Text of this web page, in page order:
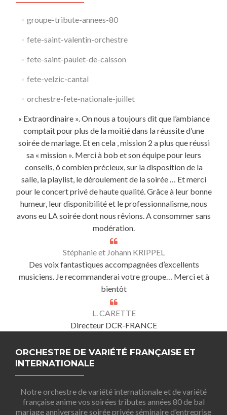
groupe-tribute-annees-80​
fete-saint-valentin-orchestre
fete-saint-paulet-de-caisson
fete-velzic-cantal
orchestre-fete-nationale-juillet
« Extraordinaire ». On nous a toujours dit que l’ambiance
comptait pour plus de la moitié dans la réussite d’une
soirée de mariage. Et en cela , mission 2 a plus que réussi
sa « mission ». Merci à bob et son équipe pour leurs
conseils, ô combien précieux, sur la disposition de la
salle, la playlist, le déroulement de la soirée … Et merci
pour le concert privé de haute qualité. Grâce à leur bonne
humeur, leur disponibilité et le professionnalisme, nous
avons eu LA soirée dont nous rêvions. A consommer sans
modération.
Stéphanie et Johann KRIPPEL
Des voix fantastiques accompagnées d’excellents
musiciens. Je recommanderai votre groupe… Merci et à
bientôt
L. CARETTE
Directeur DCR-FRANCE
ORCHESTRE DE VARIÉTÉ FRANÇAISE ET
INTERNATIONALE
Notre orchestre de variété internationale et de variété
française anime vos soirées tributes années 80 de bal
mariage anniversaire soirée privée séminaire d’entreprise